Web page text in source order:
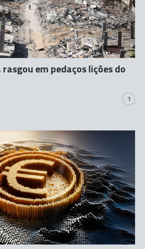
rasgou em pedaços lições do
1